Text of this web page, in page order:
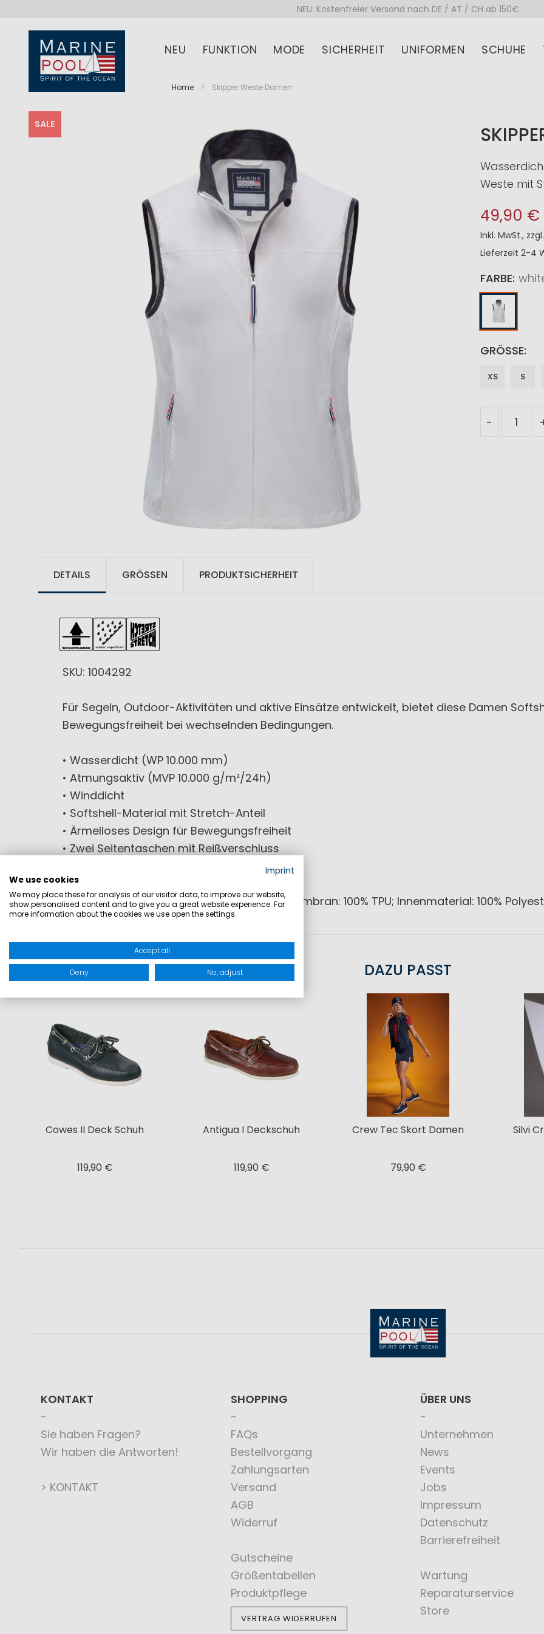
NEU: Kostenfreier Versand nach DE / AT / CH ab 150€
NEU FUNKTION MODE SICHERHEIT UNIFORMEN SCHUHE
Home Skipper Weste Damen
SALE
Zum
Zum
Weste mit
49,90 €
Inkl. MwSt.,
Lieferzeit 2-4
FARBE
GRÖSSE
XS S
-
DETAILS
SKU: 1004292
Für Segeln, Outdoor-Aktivitäten und aktive Einsätze entwickelt, bietet diese Damen
Bewegungsfreiheit bei wechselnden Bedingungen.
• Wasserdicht (WP 10.000 mm)
• Atmungsaktiv (MVP 10.000 g/m²/24h)
• Winddicht
• Softshell-Material mit Stretch-Anteil
• Ärmelloses Design für Bewegungsfreiheit
• Zwei Seitentaschen mit Reißverschluss
MATERIAL: Außenmaterial: 100% Polyester; Membran: 100% TPU; Innenmaterial: 100%
GRÖSSEN PRODUKTSICHERHEIT
DAZU PASST
Cowes II Deck Schuh
119,90 €
Antigua I Deckschuh
119,90 €
Crew Tec Skort Damen
79,90 €
Silvi
KONTAKT
Sie haben Fragen?
Wir haben die Antworten!
> KONTAKT
SHOPPING
FAQs
Bestellvorgang
Zahlungsarten
Versand
AGB
Widerruf
Gutscheine
Größentabellen
Produktpflege
VERTRAG WIDERRUFEN
ÜBER UNS
Unternehmen
News
Events
Jobs
Impressum
Datenschutz
Barrierefreiheit
Wartung
Reparaturservice
Store
Imprint
We use cookies
We may place these for analysis of our visitor data, to improve our website,
show personalised content and to give you a great website experience. For
more information about the cookies we use open the settings.
Accept all
Deny No, adjust